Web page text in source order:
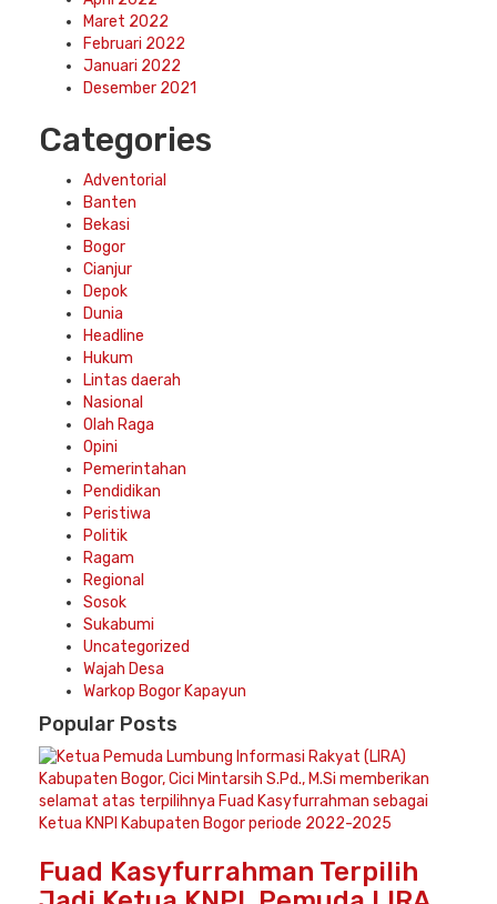
Maret 2022
Februari 2022
Januari 2022
Desember 2021
Categories
Adventorial
Banten
Bekasi
Bogor
Cianjur
Depok
Dunia
Headline
Hukum
Lintas daerah
Nasional
Olah Raga
Opini
Pemerintahan
Pendidikan
Peristiwa
Politik
Ragam
Regional
Sosok
Sukabumi
Uncategorized
Wajah Desa
Warkop Bogor Kapayun
Popular Posts
Fuad Kasyfurrahman Terpilih